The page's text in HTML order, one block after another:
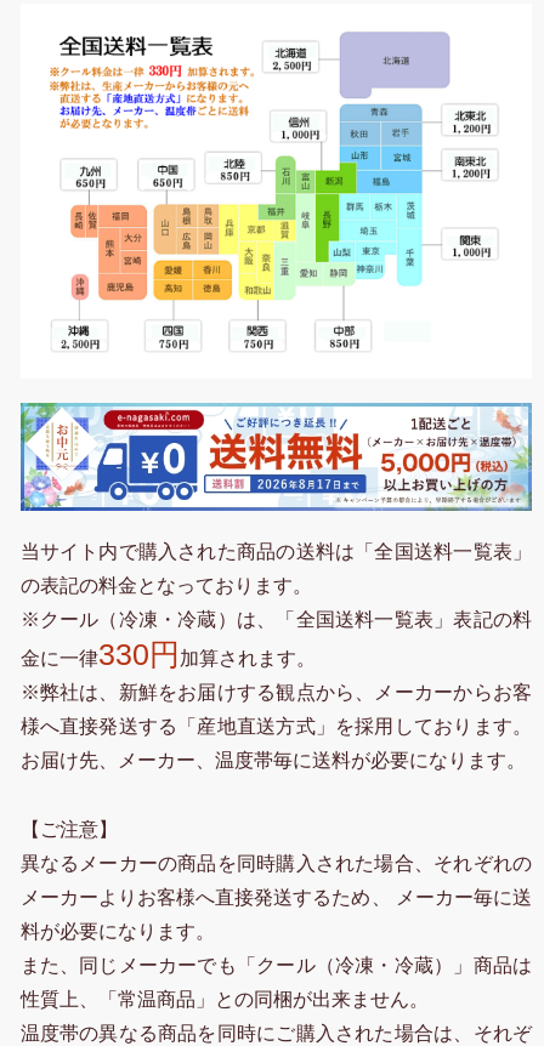
当サイト内で購入された商品の送料は「全国送料一覧表」
の表記の料金となっております。
※クール（冷凍・冷蔵）は、「全国送料一覧表」表記の料
金に一律330円 加算されます。
※弊社は、新鮮をお届けする観点から、メーカーからお客
様へ直接発送する「産地直送方式」を採用しております。
お届け先、メーカー、温度帯毎に送料が必要になります。
【ご注意】
異なるメーカーの商品を同時購入された場合、それぞれの
メーカーよりお客様へ直接発送するため、 メーカー毎に送
料が必要になります。
また、同じメーカーでも「クール（冷凍・冷蔵）」商品は
性質上、「常温商品」との同梱が出来ません。
温度帯の異なる商品を同時にご購入された場合は、それぞ